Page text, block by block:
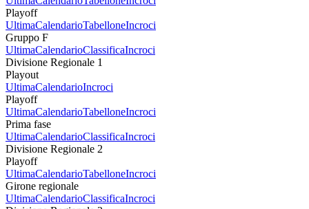
Playoff
UltimaCalendarioTabelloneIncroci
Gruppo F
UltimaCalendarioClassificaIncroci
Divisione Regionale 1
Playout
UltimaCalendarioIncroci
Playoff
UltimaCalendarioTabelloneIncroci
Prima fase
UltimaCalendarioClassificaIncroci
Divisione Regionale 2
Playoff
UltimaCalendarioTabelloneIncroci
Girone regionale
UltimaCalendarioClassificaIncroci